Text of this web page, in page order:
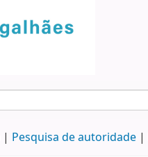
Pesquisa de autoridade